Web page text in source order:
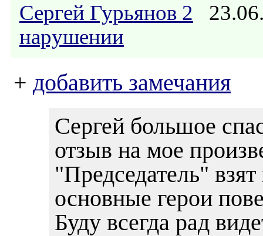
Сергей Гурьянов 2
нарушении
+ добавить замечания
Сергей большое
отзыв на мое
"Председатель"
основные герои
Буду всегда рад